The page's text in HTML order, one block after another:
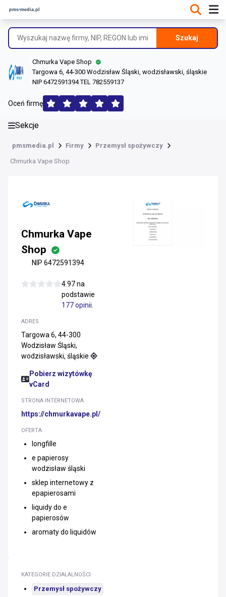
Szukaj
Chmurka Vape Shop
Targowa 6, 44-300 Wodzisław Śląski, wodzisławski, śląskie
NIP 6472591394 TEL 782559137
Oceń firmę
Sekcje
pmsmedia.pl Firmy Przemysł spożywczy
Chmurka Vape Shop
Informacje o firmie
Dane rejestrowe
Lokalizacje
Opinie (177)
Chmurka Vape
Shop
NIP 6472591394
4.97 na
podstawie
177 opinii
ADRES
Targowa 6, 44-300
Wodzisław Śląski,
wodzisławski, śląskie
Pobierz wizytówkę
vCard
STRONA INTERNETOWA
https://chmurkavape.pl/
OFERTA
longfille
e papierosy
wodzisław śląski
sklep internetowy z
epapierosami
liquidy do e
papierosów
aromaty do liquidów
KATEGORIE DZIAŁALNOŚCI
Przemysł spożywczy